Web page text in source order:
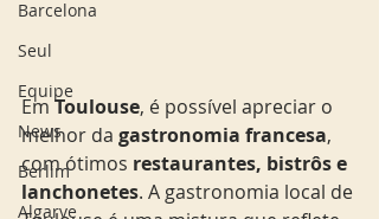
Barcelona
Seul
Equipe
News
Berlim
Algarve
Em Toulouse, é possível apreciar o
melhor da gastronomia francesa,
com ótimos restaurantes, bistrôs e
lanchonetes. A gastronomia local de